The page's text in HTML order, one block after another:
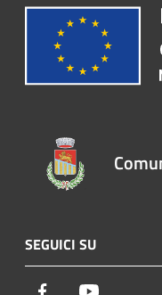
SEGUICI SU
Facebook